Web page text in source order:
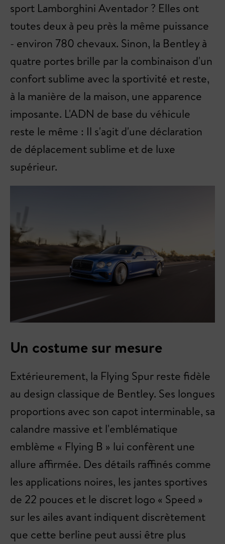
sport Lamborghini Aventador ? Elles ont
toutes deux à peu près la même puissance
- environ 780 chevaux. Sinon, la Bentley à
quatre portes brille par la combinaison d'un
confort sublime avec la sportivité et reste,
à la manière de la maison, une apparence
imposante. L'ADN de base du véhicule
reste le même : Il s'agit d'une déclaration
de déplacement sublime et de luxe
supérieur.
Un costume sur mesure
Extérieurement, la Flying Spur reste fidèle
au design classique de Bentley. Ses longues
proportions avec son capot interminable, sa
calandre massive et l'emblématique
emblème « Flying B » lui confèrent une
allure affirmée. Des détails raffinés comme
les applications noires, les jantes sportives
de 22 pouces et le discret logo « Speed »
sur les ailes avant indiquent discrètement
que cette berline peut aussi être plus